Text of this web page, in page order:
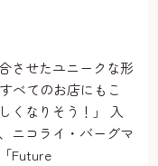
させたユニークな形
べてのお店にもこ
くなりそう！」 入
ニコライ・バーグマ
Future